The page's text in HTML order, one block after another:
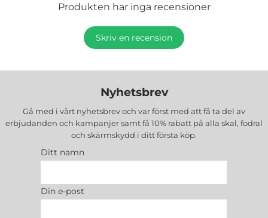
Produkten har inga recensioner
Skriv en recension
Nyhetsbrev
Gå med i vårt nyhetsbrev och var först med att få ta del av
erbjudanden och kampanjer samt få 10% rabatt på alla skal, fodral
och skärmskydd i ditt första köp.
Ditt namn
Din e-post